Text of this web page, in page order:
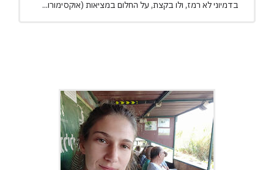
בדמיוני לא רמז, ולו בקצת, על החלום במציאות (אוקסימורו...